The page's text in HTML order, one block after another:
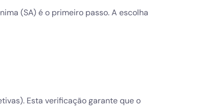
(SA) é o primeiro passo. A escolha
Esta verificação garante que o